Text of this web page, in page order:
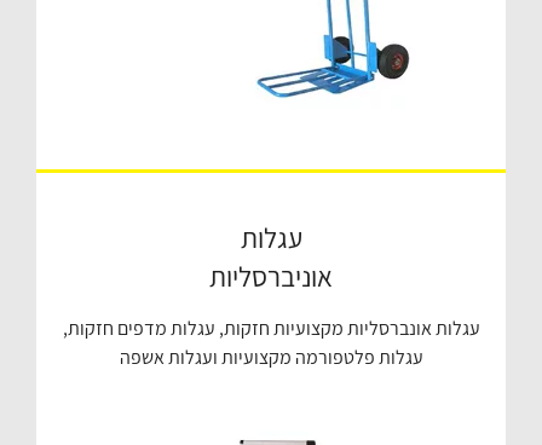
עגלות
אוניברסליות
עגלות אונברסליות מקצועיות חזקות, עגלות מדפים חזקות,
עגלות פלטפורמה מקצועיות ועגלות אשפה